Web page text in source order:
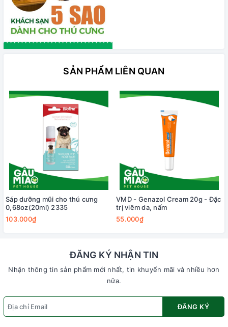
SẢN PHẨM LIÊN QUAN
Sáp dưỡng mũi cho thú cưng
0,68oz(20ml) 2335
103.000₫
VMD - Genazol Cream 20g - Đặc
trị viêm da, nấm
55.000₫
ĐĂNG KÝ NHẬN TIN
Nhận thông tin sản phẩm mới nhất, tin khuyến mãi và nhiều hơn
nữa.
ĐĂNG KÝ